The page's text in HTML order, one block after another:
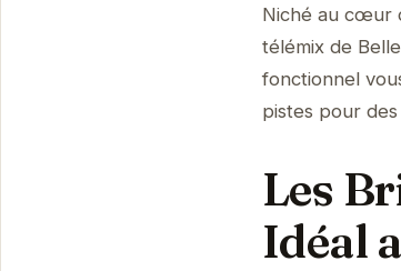
Niché au cœur
télémix de
fonctionnel
pistes pour
Les
Idéal